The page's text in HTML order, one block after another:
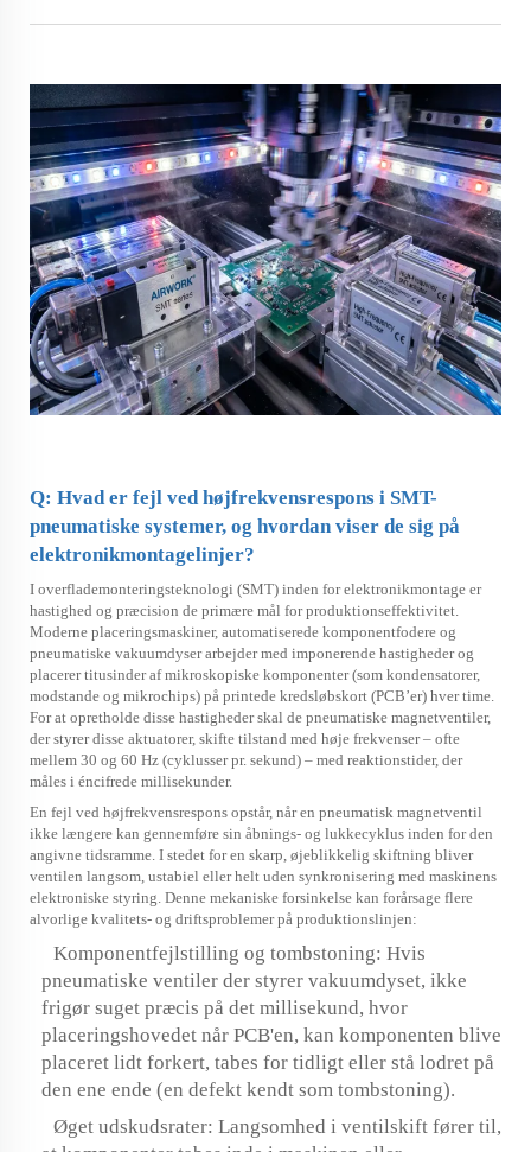
Q: Hvad er fejl ved højfrekvensrespons i SMT-
pneumatiske systemer, og hvordan viser de sig på
elektronikmontagelinjer?
I overflademonteringsteknologi (SMT) inden for elektronikmontage er
hastighed og præcision de primære mål for produktionseffektivitet.
Moderne placeringsmaskiner, automatiserede komponentfodere og
pneumatiske vakuumdyser arbejder med imponerende hastigheder og
placerer titusinder af mikroskopiske komponenter (som kondensatorer,
modstande og mikrochips) på printede kredsløbskort (PCB’er) hver time.
For at opretholde disse hastigheder skal de pneumatiske magnetventiler,
der styrer disse aktuatorer, skifte tilstand med høje frekvenser – ofte
mellem 30 og 60 Hz (cyklusser pr. sekund) – med reaktionstider, der
måles i éncifrede millisekunder.
En fejl ved højfrekvensrespons opstår, når en pneumatisk magnetventil
ikke længere kan gennemføre sin åbnings- og lukkecyklus inden for den
angivne tidsramme. I stedet for en skarp, øjeblikkelig skiftning bliver
ventilen langsom, ustabiel eller helt uden synkronisering med maskinens
elektroniske styring. Denne mekaniske forsinkelse kan forårsage flere
alvorlige kvalitets- og driftsproblemer på produktionslinjen:
Komponentfejlstilling og tombstoning: Hvis
pneumatiske ventiler der styrer vakuumdyset, ikke
frigør suget præcis på det millisekund, hvor
placeringshovedet når PCB'en, kan komponenten blive
placeret lidt forkert, tabes for tidligt eller stå lodret på
den ene ende (en defekt kendt som tombstoning).
Øget udskudsrater: Langsomhed i ventilskift fører til,